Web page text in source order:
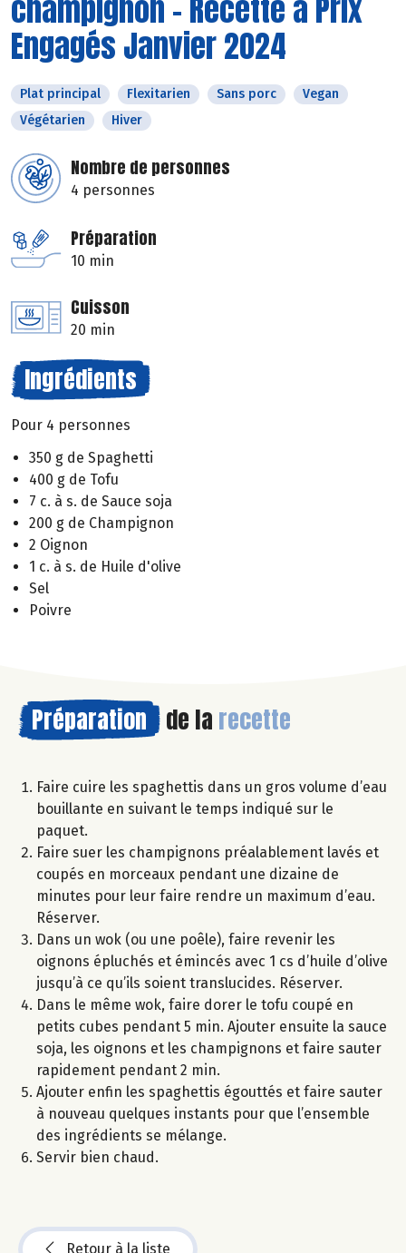
Engagés Janvier 2024
Plat principal Flexitarien Sans porc
Vegan
Végétarien
Hiver
Nombre de personnes
4 personnes
Préparation
10 min
Cuisson
20 min
Ingrédients
Pour 4 personnes
350 g de Spaghetti
400 g de Tofu
7 c. à s. de Sauce soja
200 g de Champignon
2 Oignon
1 c. à s. de Huile d'olive
Sel
Poivre
Préparation de la recette
Faire cuire les spaghettis dans un gros volume d’eau
bouillante en suivant le temps indiqué sur le
paquet.
Faire suer les champignons préalablement lavés et
coupés en morceaux pendant une dizaine de
minutes pour leur faire rendre un maximum d’eau.
Réserver.
Dans un wok (ou une poêle), faire revenir les
oignons épluchés et émincés avec 1 cs d’huile d’olive
jusqu’à ce qu’ils soient translucides. Réserver.
Dans le même wok, faire dorer le tofu coupé en
petits cubes pendant 5 min. Ajouter ensuite la sauce
soja, les oignons et les champignons et faire sauter
rapidement pendant 2 min.
Ajouter enfin les spaghettis égouttés et faire sauter
à nouveau quelques instants pour que l’ensemble
des ingrédients se mélange.
Servir bien chaud.
Retour à la liste